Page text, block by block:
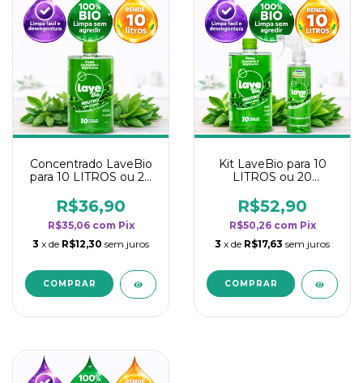
Concentrado LaveBio
para 10 LITROS ou 20
rendimento da
categoria - Neutro
R$36,90
R$35,06 com Pix
3 x de R$12,30 sem juros
Kit LaveBio para 10
LITROS ou 20
rendimento da
categoria - Neutro
R$52,90
R$50,26 com Pix
3 x de R$17,63 sem juros